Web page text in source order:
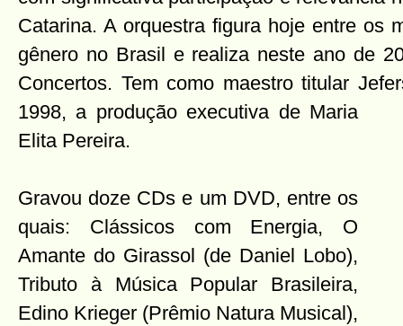
Catarina. A orquestra figura hoje entre os
gênero no Brasil e realiza neste ano de
Concertos. Tem como maestro titular
1998, a produção executiva de Maria
Elita Pereira.
Gravou doze CDs e um DVD, entre os
quais: Clássicos com Energia, O
Amante do Girassol (de Daniel Lobo),
Tributo à Música Popular Brasileira,
Edino Krieger (Prêmio Natura Musical),